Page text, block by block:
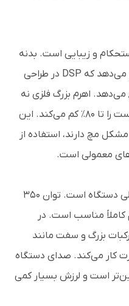
و زیبایی است. بدنه‌
محکم و قالب‌بندی دقیق آن نشان می‌دهد که DSP در طراحی
اهرم بزرگ فلزی نه
تنها جلوه زیبایی دارد بلکه فشار دست را تا ۸۰٪ کم می‌کند. این
مچ دارند، استفاده از
معمولی است.
یکی از نقاط قوت اصلی دستگاه است. توان ۳۵۰
کاملاً مناسب است. در
بزرگ و سفت مانند
کار می‌کند. صدای دستگاه
است و لرزش بسیار کمی